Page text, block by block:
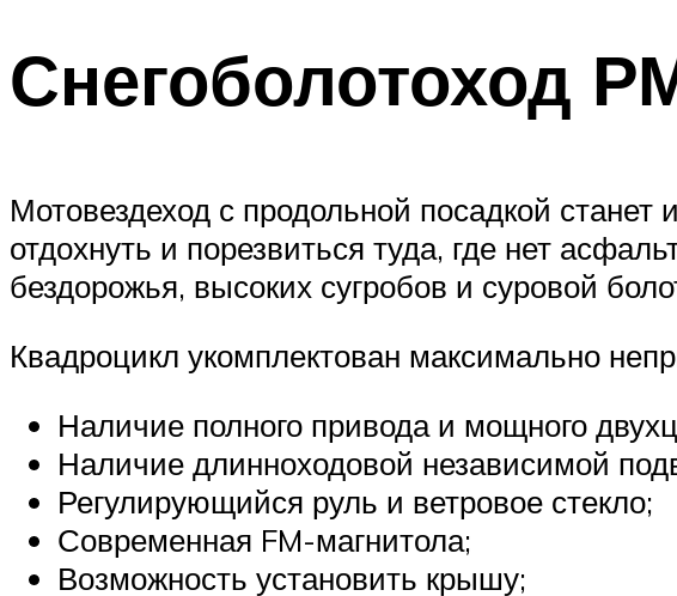
Снегоболотоход
Мотовездеход с продольной посадкой
отдохнуть и порезвиться туда, где нет
бездорожья, высоких сугробов и суровой
Квадроцикл укомплектован максимально
Наличие полного привода и мощного
Наличие длинноходовой независимой
Регулирующийся руль и ветровое стекло;
Современная FM-магнитола;
Возможность установить крышу;